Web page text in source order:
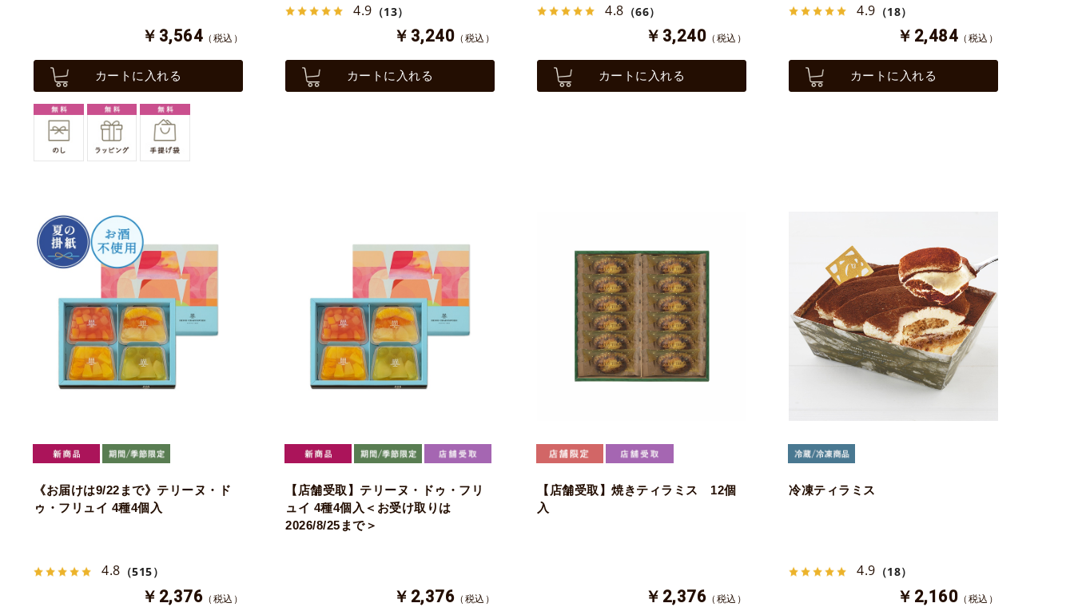
￥3,564 （税込）
カートに入れる
4.9 （13）
￥3,240 （税込）
カートに入れる
4.8 （66）
￥3,240 （税込）
カートに入れる
4.9 （18）
￥2,484 （税込）
カートに入れる
《お届けは9/22まで》テリーヌ・ド
ゥ・フリュイ 4種4個入
4.8 （515）
￥2,376 （税込）
【店舗受取】テリーヌ・ドゥ・フリ
ュイ 4種4個入＜お受け取りは
2026/8/25まで＞
￥2,376 （税込）
【店舗受取】焼きティラミス 12個
入
￥2,376 （税込）
冷凍ティラミス
4.9 （18）
￥2,160 （税込）